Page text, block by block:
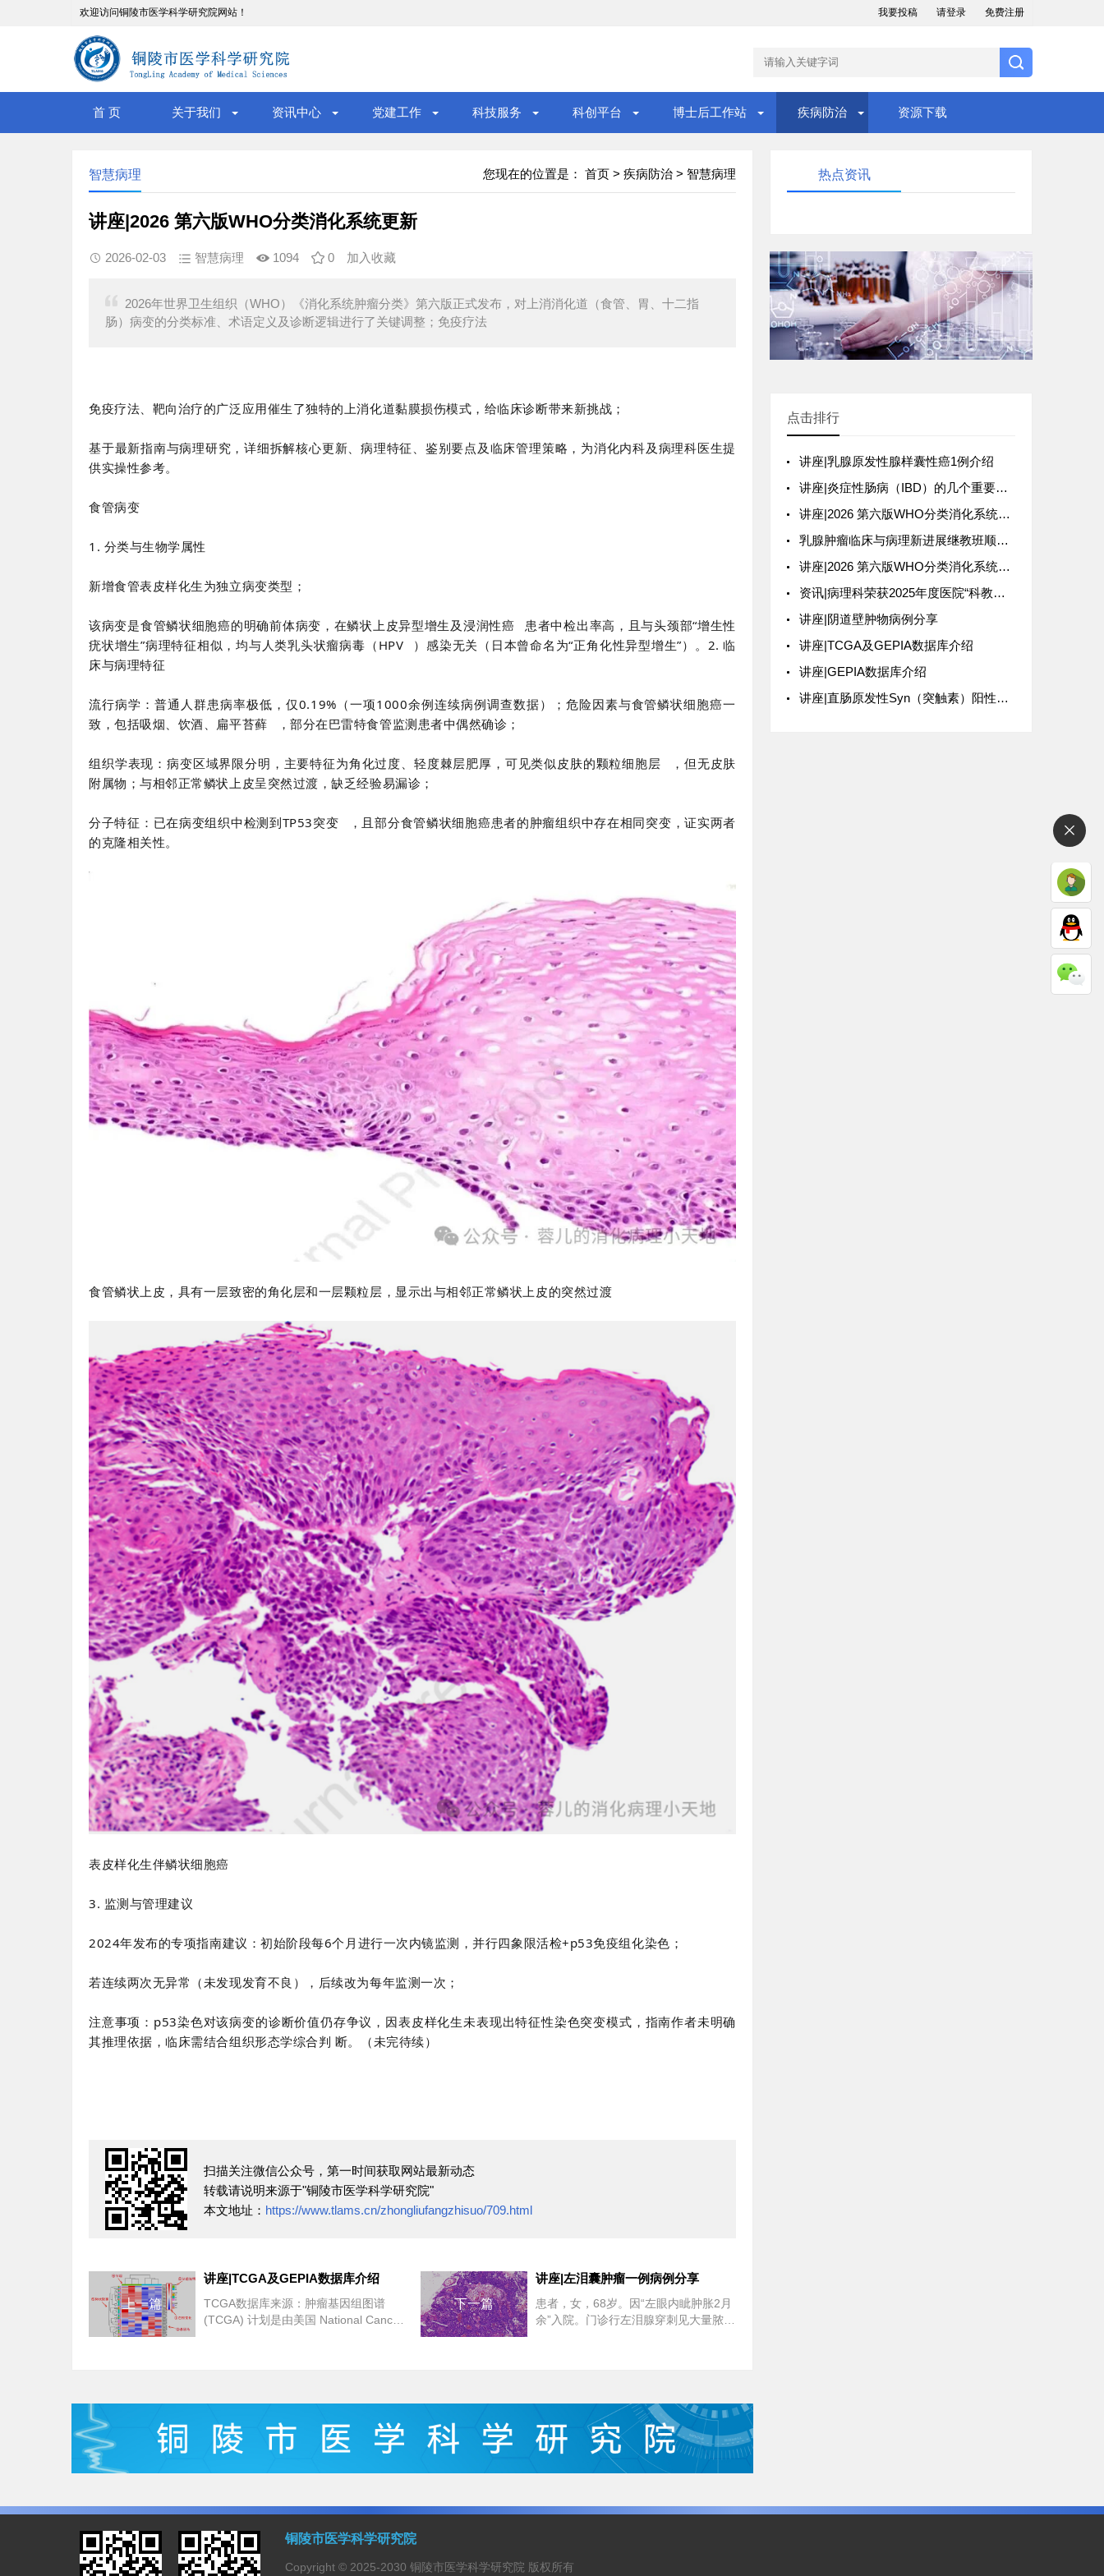
欢迎访问铜陵市医学科学研究院网站！ 我要投稿 请登录 免费注册
首 页 关于我们 资讯中心 党建工作 科技服务 科创平台 博士后工作站 疾病防治 资源下载
您现在的位置是： 首页 > 疾病防治 > 智慧病理
智慧病理
讲座|2026 第六版WHO分类消化系统更新
2026-02-03 智慧病理 1094 0 加入收藏
2026年世界卫生组织（WHO）《消化系统肿瘤分类》第六版正式发布，对上消消化道（食管、胃、十二指
肠）病变的分类标准、术语定义及诊断逻辑进行了关键调整；免疫疗法
免疫疗法、靶向治疗的广泛应用催生了独特的上消化道黏膜损伤模式，给临床诊断带来新挑战；
基于最新指南与病理研究，详细拆解核心更新、病理特征、鉴别要点及临床管理策略，为消化内科及病理科医生提
供实操性参考。
食管病变
1. 分类与生物学属性
新增食管表皮样化生为独立病变类型；
该病变是食管鳞状细胞癌的明确前体病变，在鳞状上皮异型增生及 浸润性癌
患者中检出率高，且与头颈部“增生性
疣状增生”病理特征相似，均与人类乳头状瘤病毒（ HPV ）感染无关（日本曾命名为“正角化性异型增生”）。 2. 临
床与病理特征
流行病学：普通人群患病率极低，仅0.19%（一项1000余例连续病例调查数据）；危险因素与食管鳞状细胞癌一
致，包括吸烟、饮酒、 扁平苔藓 ，部分在巴雷特食管监测患者中偶然确诊；
组织学表现：病变区域界限分明，主要特征为角化过度、轻度棘层肥厚，可见类似皮肤的颗粒细胞层
，但无皮肤
附属物；与相邻正常鳞状上皮呈突然过渡，缺乏经验易漏诊；
分子特征：已在病变组织中检测到TP53突变
，且部分食管鳞状细胞癌患者的肿瘤组织中存在相同突变，证实两者
的克隆相关性。
食管鳞状上皮，具有一层致密的角化层和一层颗粒层，显示出与相邻正常鳞状上皮的突然过渡
表皮样化生伴鳞状细胞癌
3. 监测与管理建议
2024年发布的专项指南建议：初始阶段每6个月进行一次内镜监测，并行四象限活检+p53免疫组化染色；
若连续两次无异常（未发现发育不良），后续改为每年监测一次；
注意事项：p53染色对该病变的诊断价值仍存争议，因表皮样化生未表现出特征性染色突变模式，指南作者未明确
其推理依据，临床需结合组织形态学综合判 断。（未完待续）
扫描关注微信公众号，第一时间获取网站最新动态
转载请说明来源于"铜陵市医学科学研究院"
本文地址： https://www.tlams.cn/zhongliufangzhisuo/709.html
上一篇
讲座|TCGA及GEPIA数据库介绍
TCGA数据库来源：肿瘤基因组图谱
(TCGA) 计划是由美国 National Cancer
下一篇
讲座|左泪囊肿瘤一例病例分享
患者，女，68岁。因“左眼内眦肿胀2月
余”入院。门诊行左泪腺穿刺见大量脓
热点资讯
点击排行
讲座|乳腺原发性腺样囊性癌1例介绍
讲座|炎症性肠病（IBD）的几个重要慨念介绍
讲座|2026 第六版WHO分类消化系统更新
乳腺肿瘤临床与病理新进展继教班顺利召开
讲座|2026 第六版WHO分类消化系统更新
资讯|病理科荣获2025年度医院“科教成果奖”
讲座|阴道壁肿物病例分享
讲座|TCGA及GEPIA数据库介绍
讲座|GEPIA数据库介绍
讲座|直肠原发性Syn（突触素）阳性的黏液腺癌1例介绍
铜陵市医学科学研究院
Copyright © 2025-2030 铜陵市医学科学研究院 版权所有